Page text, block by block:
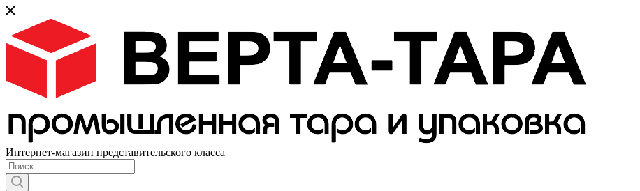
Интернет-магазин представительского класса